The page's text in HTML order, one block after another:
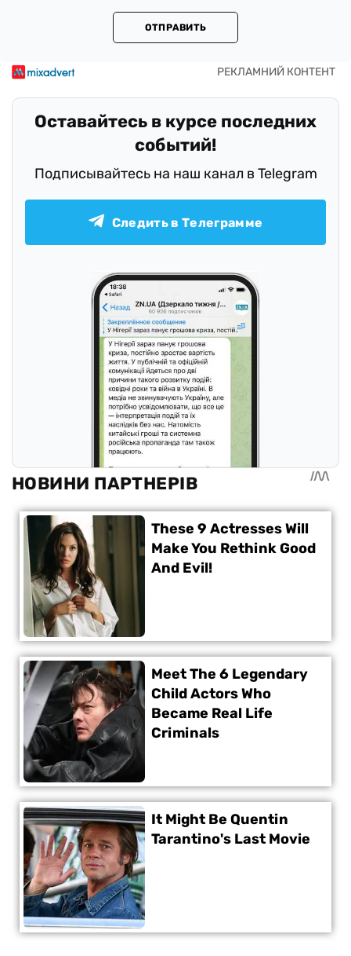
ОТПРАВИТЬ
Оставайтесь в курсе последних
событий!
Подписывайтесь на наш канал в Telegram
Следить в Телеграмме